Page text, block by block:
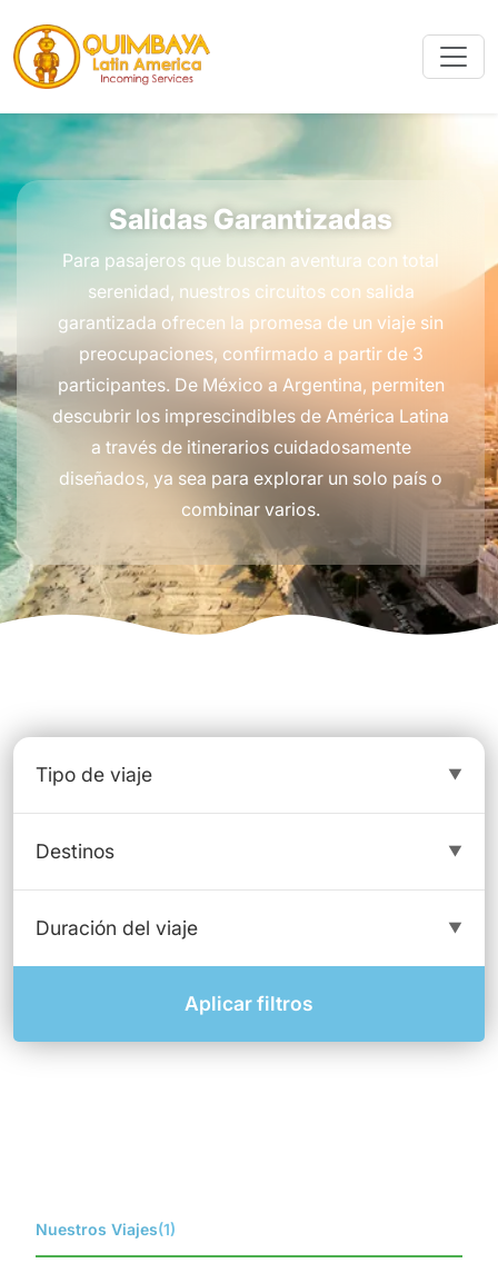
Salidas Garantizadas
Para pasajeros que buscan aventura con total
serenidad, nuestros circuitos con salida
garantizada ofrecen la promesa de un viaje sin
preocupaciones, confirmado a partir de 3
participantes. De México a Argentina, permiten
descubrir los imprescindibles de América Latina
a través de itinerarios cuidadosamente
diseñados, ya sea para explorar un solo país o
combinar varios.
Aplicar filtros
Nuestros Viajes(1)